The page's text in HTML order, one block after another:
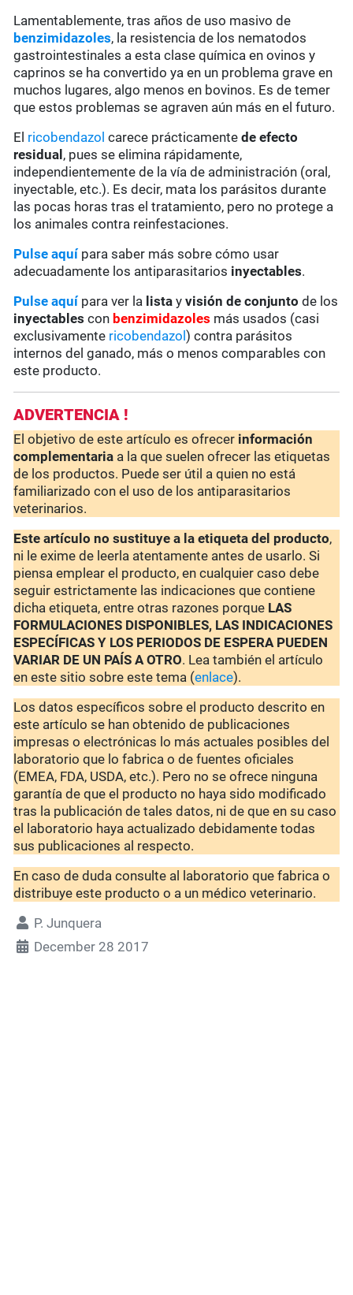
Lamentablemente, tras años de uso masivo de
benzimidazoles, la resistencia de los nematodos
gastrointestinales a esta clase química en ovinos y
caprinos se ha convertido ya en un problema grave en
muchos lugares, algo menos en bovinos. Es de temer
que estos problemas se agraven aún más en el futuro.
El ricobendazol carece prácticamente de efecto
residual , pues se elimina rápidamente,
independientemente de la vía de administración (oral,
inyectable, etc.). Es decir, mata los parásitos durante
las pocas horas tras el tratamiento, pero no protege a
los animales contra reinfestaciones.
Pulse aquípara saber más sobre cómo usar
adecuadamente los antiparasitarios inyectables.
Pulse aquí para ver la lista yvisión de conjunto de los
inyectables con benzimidazoles más usados (casi
exclusivamente ricobendazol) contra parásitos
internos del ganado, más o menos comparables con
este producto.
ADVERTENCIA !
El objetivo de este artículo es ofrecer información
complementaria a la que suelen ofrecer las etiquetas
de los productos. Puede ser útil a quien no está
familiarizado con el uso de los antiparasitarios
veterinarios.
Este artículo no sustituye a la etiqueta del producto,
ni le exime de leerla atentamente antes de usarlo. Si
piensa emplear el producto, en cualquier caso debe
seguir estrictamente las indicaciones que contiene
dicha etiqueta, entre otras razones porque LAS
FORMULACIONES DISPONIBLES, LAS INDICACIONES
ESPECÍFICAS Y LOS PERIODOS DE ESPERA PUEDEN
VARIAR DE UN PAÍS A OTRO. Lea también el artículo
en este sitio sobre este tema (enlace).
Los datos específicos sobre el producto descrito en
este artículo se han obtenido de publicaciones
impresas o electrónicas lo más actuales posibles del
laboratorio que lo fabrica o de fuentes oficiales
(EMEA, FDA, USDA, etc.). Pero no se ofrece ninguna
garantía de que el producto no haya sido modificado
tras la publicación de tales datos, ni de que en su caso
el laboratorio haya actualizado debidamente todas
sus publicaciones al respecto.
En caso de duda consulte al laboratorio que fabrica o
distribuye este producto o a un médico veterinario.
P. Junquera
December 28 2017